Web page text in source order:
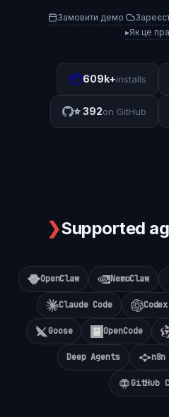
Замовити демо·
▸Як це
📦609k+installs
⭐392on GitHub
❯Supported
OpenClaw NemoClaw
Claude Code Codex
Goose OpenCode
Deep Agents n8n
GitHub